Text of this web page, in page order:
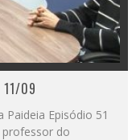
09
Paideia Episódio 51
professor do